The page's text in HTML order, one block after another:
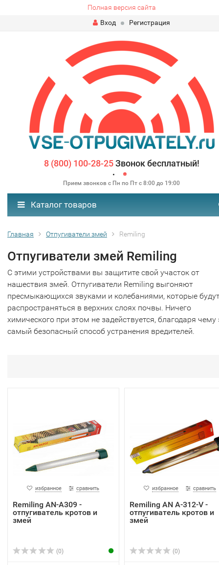
Полная версия сайта
Вход
Регистрация
8 (800) 100-28-25Звонок бесплатный!
Прием звонков с Пн по Пт с 8:00 до 19:00
Каталог товаров
Главная Отпугиватели змей Remiling
Отпугиватели змей Remiling
С этими устройствами вы защитите свой участок от
нашествия змей. Отпугиватели Remiling выгоняют
пресмыкающихся звуками и колебаниями, которые
распространяться в верхних слоях почвы. Ничего
химического при этом не задействуется, благодаря чему
самый безопасный способ устранения вредителей.
избранное сравнить
Remiling AN-A309 -
отпугиватель кротов и
змей
(0)
избранное сравнить
Remiling AN A-312-V -
отпугиватель кротов и
змей
(0)